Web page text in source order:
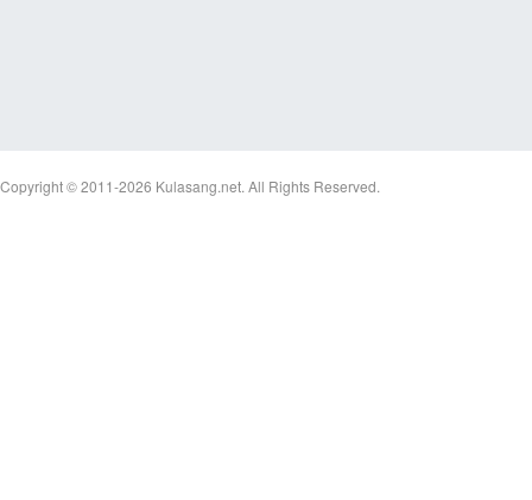
Copyright © 2011-2026 Kulasang.net. All Rights Reserved.